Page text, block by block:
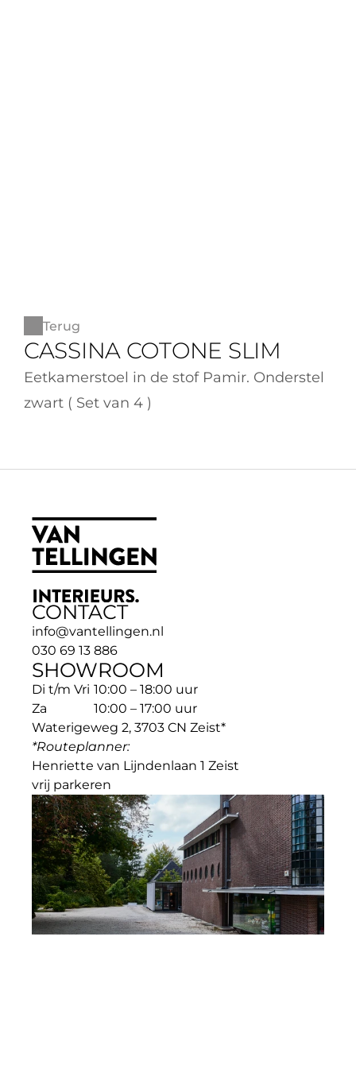
Terug
CASSINA COTONE SLIM
Eetkamerstoel in de stof Pamir. Onderstel
zwart ( Set van 4 )
CONTACT
info@vantellingen.nl
030 69 13 886
SHOWROOM
Di t/m Vri
Za
10:00 – 18:00 uur
10:00 – 17:00 uur
Waterigeweg 2, 3703 CN Zeist*
*Routeplanner:
Henriette van Lijndenlaan 1 Zeist
vrij parkeren